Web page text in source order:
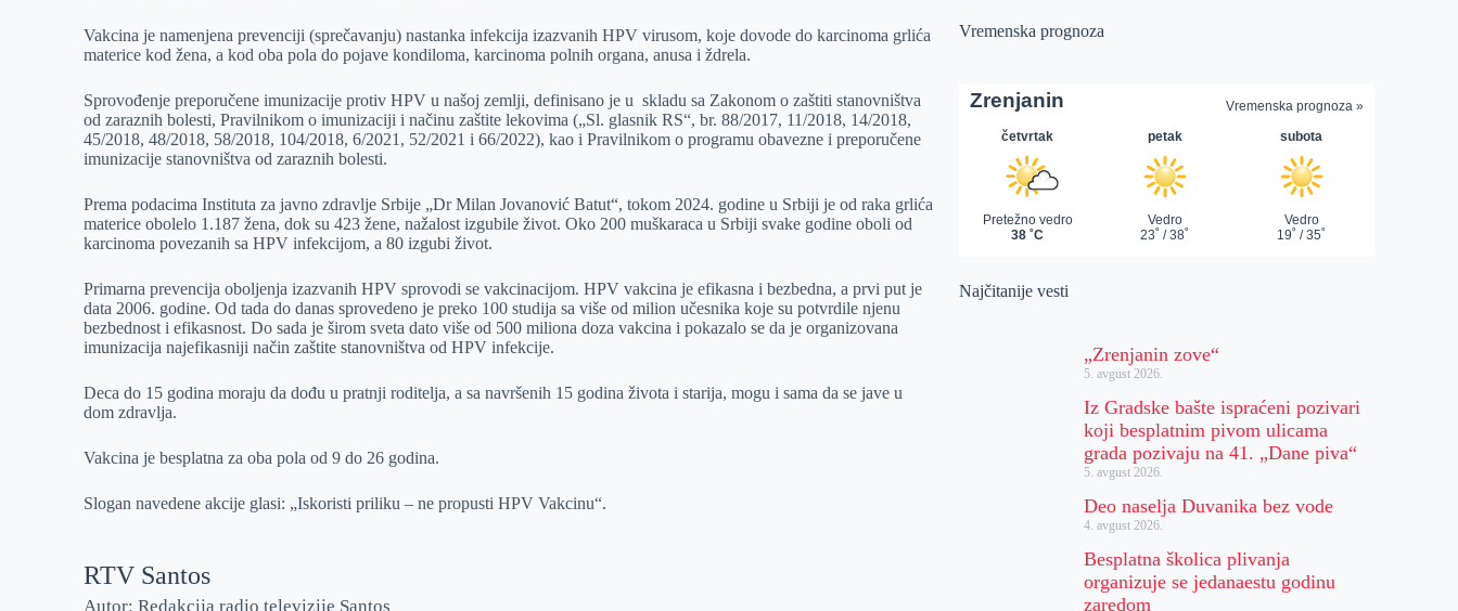
p
Vakcina je namenjena prevenciji (sprečavanju) nastanka infekcija izazvanih HPV virusom, koje dovode do karcinoma grlića
materice kod žena, a kod oba pola do pojave kondiloma, karcinoma polnih organa, anusa i ždrela.
Sprovođenje preporučene imunizacije protiv HPV u našoj zemlji, definisano je u skladu sa Zakonom o zaštiti stanovništva
od zaraznih bolesti, Pravilnikom o imunizaciji i načinu zaštite lekovima („Sl. glasnik RS“, br. 88/2017, 11/2018, 14/2018,
45/2018, 48/2018, 58/2018, 104/2018, 6/2021, 52/2021 i 66/2022), kao i Pravilnikom o programu obavezne i preporučene
imunizacije stanovništva od zaraznih bolesti.
Prema podacima Instituta za javno zdravlje Srbije „Dr Milan Jovanović Batut“, tokom 2024. godine u Srbiji je od raka grlića
materice obolelo 1.187 žena, dok su 423 žene, nažalost izgubile život. Oko 200 muškaraca u Srbiji svake godine oboli od
karcinoma povezanih sa HPV infekcijom, a 80 izgubi život.
Primarna prevencija oboljenja izazvanih HPV sprovodi se vakcinacijom. HPV vakcina je efikasna i bezbedna, a prvi put je
data 2006. godine. Od tada do danas sprovedeno je preko 100 studija sa više od milion učesnika koje su potvrdile njenu
bezbednost i efikasnost. Do sada je širom sveta dato više od 500 miliona doza vakcina i pokazalo se da je organizovana
imunizacija najefikasniji način zaštite stanovništva od HPV infekcije.
Deca do 15 godina moraju da dođu u pratnji roditelja, a sa navršenih 15 godina života i starija, mogu i sama da se jave u
dom zdravlja.
Vakcina je besplatna za oba pola od 9 do 26 godina.
Slogan navedene akcije glasi: „Iskoristi priliku – ne propusti HPV Vakcinu“.
RTV Santos
Autor: Redakcija radio televizije Santos
Vremenska prognoza
Najčitanije vesti
„Zrenjanin zove“
5. avgust 2026.
Iz Gradske bašte ispraćeni pozivari
koji besplatnim pivom ulicama
grada pozivaju na 41. „Dane piva“
5. avgust 2026.
Deo naselja Duvanika bez vode
4. avgust 2026.
Besplatna školica plivanja
organizuje se jedanaestu godinu
zaredom